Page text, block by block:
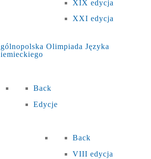
XIX edycja
XXI edycja
Olimpiada Języka
Back
Edycje
Back
VIII edycja